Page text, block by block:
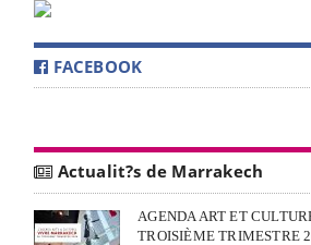
FACEBOOK
Actualit?s de Marrakech
AGENDA ART ET
TROISIÈME TRIMESTRE